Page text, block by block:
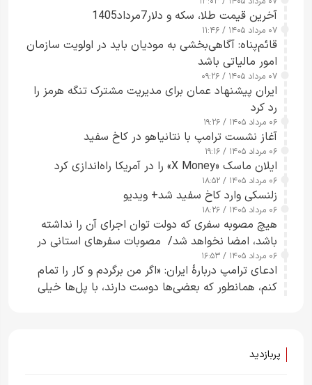
آخرین قیمت طلا، سکه و دلار7مرداد1405
۰۷ مرداد ۱۴۰۵ / ۱۱:۴۶
قائم‌پناه: آگاهی‌بخشی به مودیان باید در اولویت سازمان
امور مالیاتی باشد
۰۷ مرداد ۱۴۰۵ / ۰۹:۲۶
ایران پیشنهاد عمان برای مدیریت مشترک تنگه هرمز را
رد کرد
۰۶ مرداد ۱۴۰۵ / ۱۹:۲۶
آغاز نشست ترامپ با نتانیاهو در کاخ سفید
۰۶ مرداد ۱۴۰۵ / ۱۹:۱۶
ایلان ماسک «X Money» را در آمریکا راه‌اندازی کرد
۰۶ مرداد ۱۴۰۵ / ۱۸:۵۲
زلنسکی وارد کاخ سفید شد+ ویدیو
۰۶ مرداد ۱۴۰۵ / ۱۸:۲۶
هیچ مصوبه سفری که دولت توان اجرای آن را نداشته
باشد، امضا نخواهد شد/ مصوبات سفرهای استانی در
چارچوب قانون بودجه است+ عکس
۰۶ مرداد ۱۴۰۵ / ۱۶:۵۳
ادعای ترامپ دربارهٔ ایران: «اگر من برگردم و کار را تمام
کنم، همانطور که بعضی‌ها دوست دارند، با پل‌ها خیلی
پربازدید